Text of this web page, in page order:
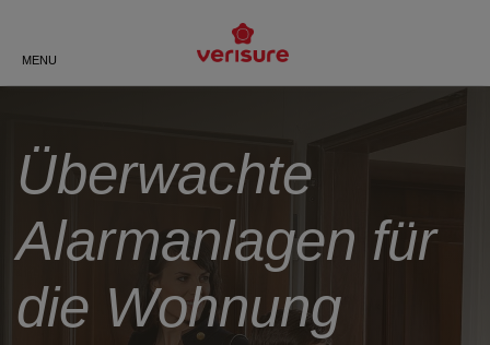
MENU
EINZELHANDEL
GASTRONOMIE
SONSTIGE
HAUS
WOHNUNG
EINBRUCH-TRACKER
SCHNELLE HILFE 24/7
SCHOCKSENSOR
TASTATUR MIT SPRACHE
ZENTRALEINHEIT
LOCKGUARD
SMARTPLUG
WORKS WITH
ÜBER UNS
GESCHICHTE
DIE WERTE VON VERISURE
Überwachte
Alarmanlagen für
die Wohnung